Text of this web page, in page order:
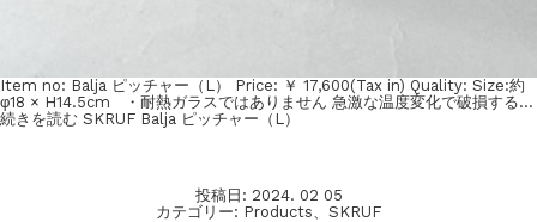
Item no: Balja ピッチャー（L） Price: ￥ 17,600(Tax in) Quality: Size:約
φ18 × H14.5cm ・耐熱ガラスではありません 急激な温度変化で破損する…
続きを読む SKRUF Balja ピッチャー（L）
投稿日: 2024. 02 05
カテゴリー: Products、 SKRUF